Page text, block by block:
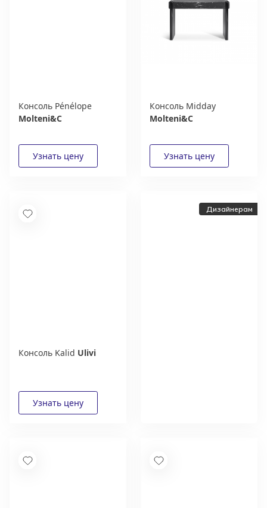
Консоль Pénélope
Molteni&C
Консоль Midday
Molteni&C
Консоль Kalid Ulivi
Дизайнерам